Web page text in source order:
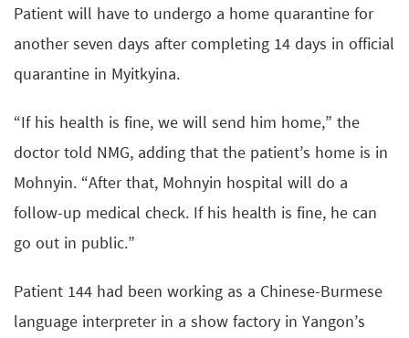
Patient will have to undergo a home quarantine for
another seven days after completing 14 days in official
quarantine in Myitkyina.
“If his health is fine, we will send him home,” the
doctor told NMG, adding that the patient’s home is in
Mohnyin. “After that, Mohnyin hospital will do a
follow-up medical check. If his health is fine, he can
go out in public.”
Patient 144 had been working as a Chinese-Burmese
language interpreter in a show factory in Yangon’s